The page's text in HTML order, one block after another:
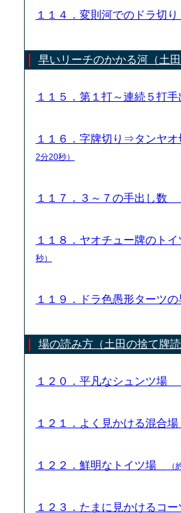
１１４．変則河でのドラ切
早いリーチのかかる河（土田
１１５．第１打～連続５打
１１６．字牌切り⇒タンヤ
2分20秒）
１１７．３～７の手出し数
１１８．ヤオチュー牌のト
秒）
１１９．ドラ色愚形ターツ
場の読み方（土田の捨て牌読
１２０．平凡なシュンツ場
１２１．よく見かける混合
１２２．鮮明なトイツ場 （
１２３．たまに見かけるコ